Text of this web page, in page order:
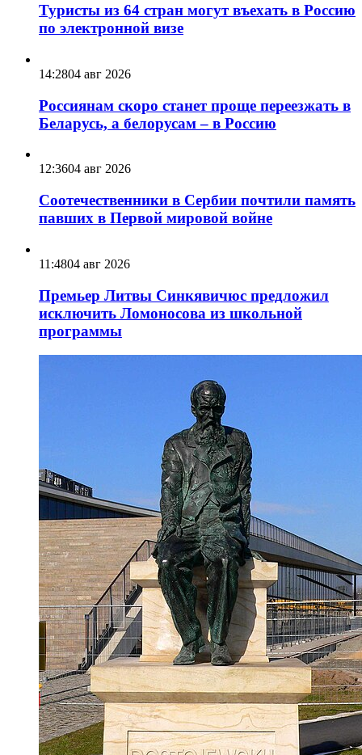
Туристы из 64 стран могут въехать в Россию
по электронной визе
14:2804 авг 2026
Россиянам скоро станет проще переезжать в
Беларусь, а белорусам – в Россию
12:3604 авг 2026
Соотечественники в Сербии почтили память
павших в Первой мировой войне
11:4804 авг 2026
Премьер Литвы Синкявичюс предложил
исключить Ломоносова из школьной
программы